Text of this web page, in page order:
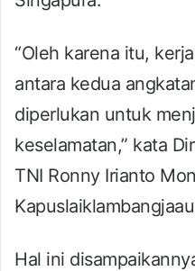
“Oleh karena itu,
antara kedua
diperlukan untuk
keselamatan,” kata
TNI Ronny Irianto
Hal ini